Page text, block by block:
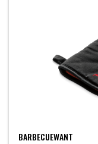
BARBECUEWANT